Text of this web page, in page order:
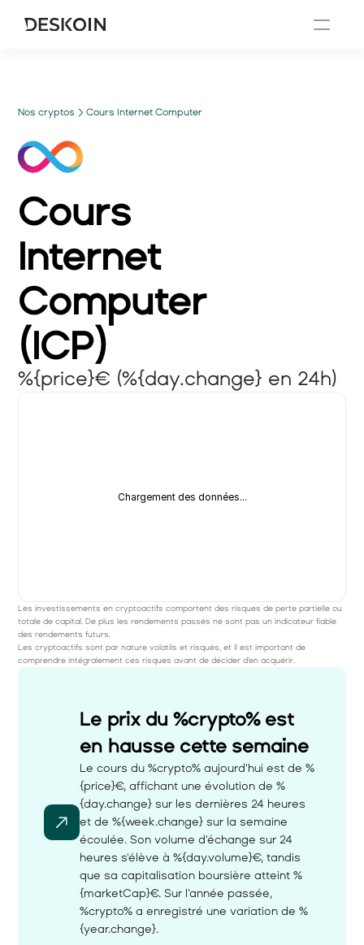
Nos cryptos Cours Internet Computer
Cours
Internet
Computer
(ICP)
%{price}€ (%{day.change} en 24h)
Chargement des données...
Les investissements en cryptoactifs comportent des risques de perte partielle ou
totale de capital. De plus les rendements passés ne sont pas un indicateur fiable
des rendements futurs.
Les cryptoactifs sont par nature volatils et risqués, et il est important de
comprendre intégralement ces risques avant de décider d'en acquérir.
Le prix du %crypto% est
en hausse cette semaine
Le cours du %crypto% aujourd'hui est de %
{price}€, affichant une évolution de %
{day.change} sur les dernières 24 heures
et de %{week.change} sur la semaine
écoulée. Son volume d'échange sur 24
heures s'élève à %{day.volume}€, tandis
que sa capitalisation boursière atteint %
{marketCap}€. Sur l'année passée,
%crypto% a enregistré une variation de %
{year.change}.